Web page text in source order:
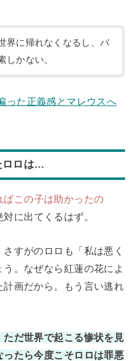
界に帰れなくなるし、バ
しかない。
った正義感とマレウスへ
ロロは…
ばこの子は助かったの
に出てくるはず。
すがのロロも「私は悪く
。なぜなら紅蓮の花によ
画だから。もう言い逃れ
だ世界で起こる惨状を見
たら今度こそロロは罪悪